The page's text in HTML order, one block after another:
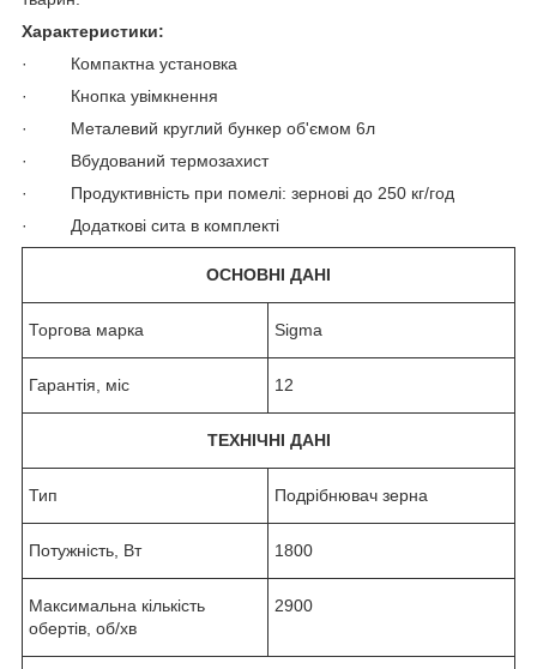
Характеристики:
· Компактна установка
· Кнопка увімкнення
· Металевий круглий бункер об'ємом 6л
· Вбудований термозахист
· Продуктивність при помелі: зернові до 250 кг/год
· Додаткові сита в комплекті
ОСНОВНІ ДАНІ
Торгова марка Sigma
Гарантія, міс 12
ТЕХНІЧНІ ДАНІ
Тип Подрібнювач зерна
Потужність, Вт 1800
Максимальна кількість
обертів, об/хв
2900